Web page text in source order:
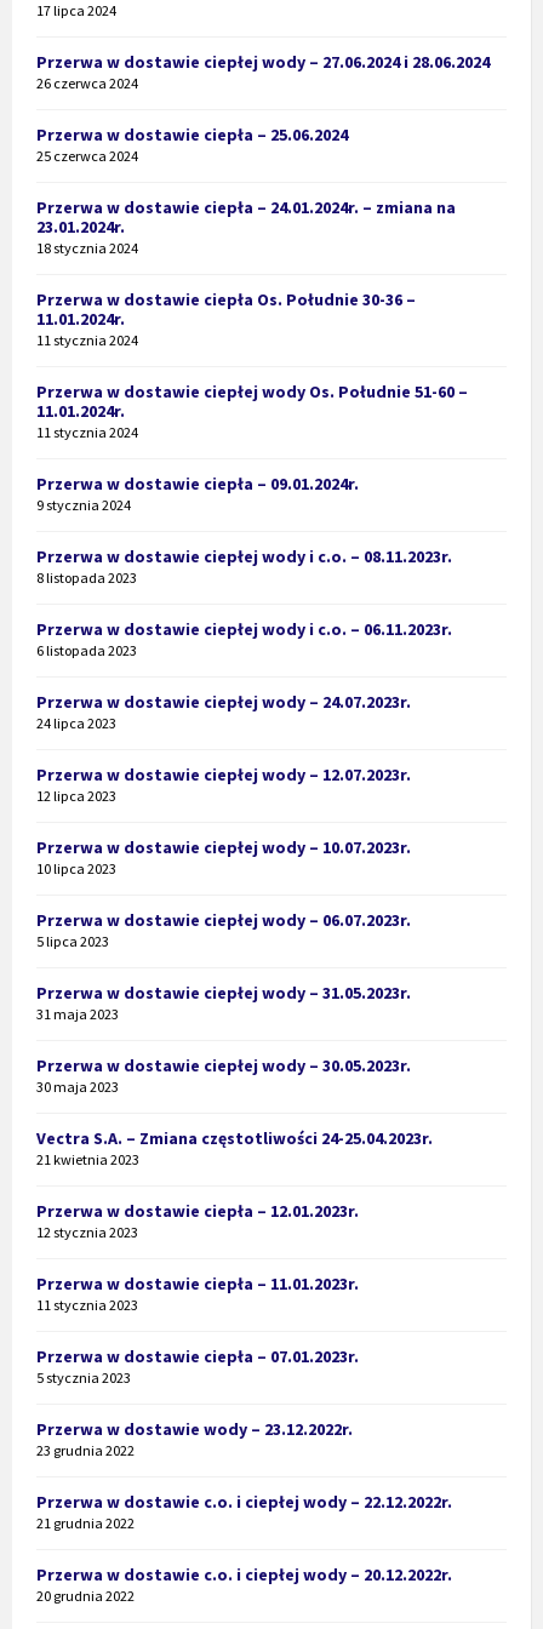
17 lipca 2024
Przerwa w dostawie ciepłej wody – 27.06.2024 i 28.06.2024
26 czerwca 2024
Przerwa w dostawie ciepła – 25.06.2024
25 czerwca 2024
Przerwa w dostawie ciepła – 24.01.2024r. – zmiana na
23.01.2024r.
18 stycznia 2024
Przerwa w dostawie ciepła Os. Południe 30-36 –
11.01.2024r.
11 stycznia 2024
Przerwa w dostawie ciepłej wody Os. Południe 51-60 –
11.01.2024r.
11 stycznia 2024
Przerwa w dostawie ciepła – 09.01.2024r.
9 stycznia 2024
Przerwa w dostawie ciepłej wody i c.o. – 08.11.2023r.
8 listopada 2023
Przerwa w dostawie ciepłej wody i c.o. – 06.11.2023r.
6 listopada 2023
Przerwa w dostawie ciepłej wody – 24.07.2023r.
24 lipca 2023
Przerwa w dostawie ciepłej wody – 12.07.2023r.
12 lipca 2023
Przerwa w dostawie ciepłej wody – 10.07.2023r.
10 lipca 2023
Przerwa w dostawie ciepłej wody – 06.07.2023r.
5 lipca 2023
Przerwa w dostawie ciepłej wody – 31.05.2023r.
31 maja 2023
Przerwa w dostawie ciepłej wody – 30.05.2023r.
30 maja 2023
Vectra S.A. – Zmiana częstotliwości 24-25.04.2023r.
21 kwietnia 2023
Przerwa w dostawie ciepła – 12.01.2023r.
12 stycznia 2023
Przerwa w dostawie ciepła – 11.01.2023r.
11 stycznia 2023
Przerwa w dostawie ciepła – 07.01.2023r.
5 stycznia 2023
Przerwa w dostawie wody – 23.12.2022r.
23 grudnia 2022
Przerwa w dostawie c.o. i ciepłej wody – 22.12.2022r.
21 grudnia 2022
Przerwa w dostawie c.o. i ciepłej wody – 20.12.2022r.
20 grudnia 2022